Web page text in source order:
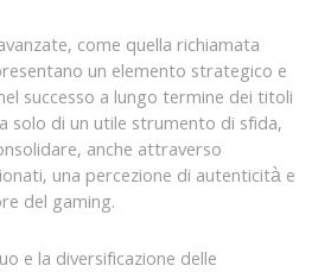
come quella richiamata
un elemento strategico e
successo a lungo termine dei titoli
solo di un utile strumento di sfida,
anche attraverso
una percezione di autenticità e
del gaming.
e la diversificazione delle